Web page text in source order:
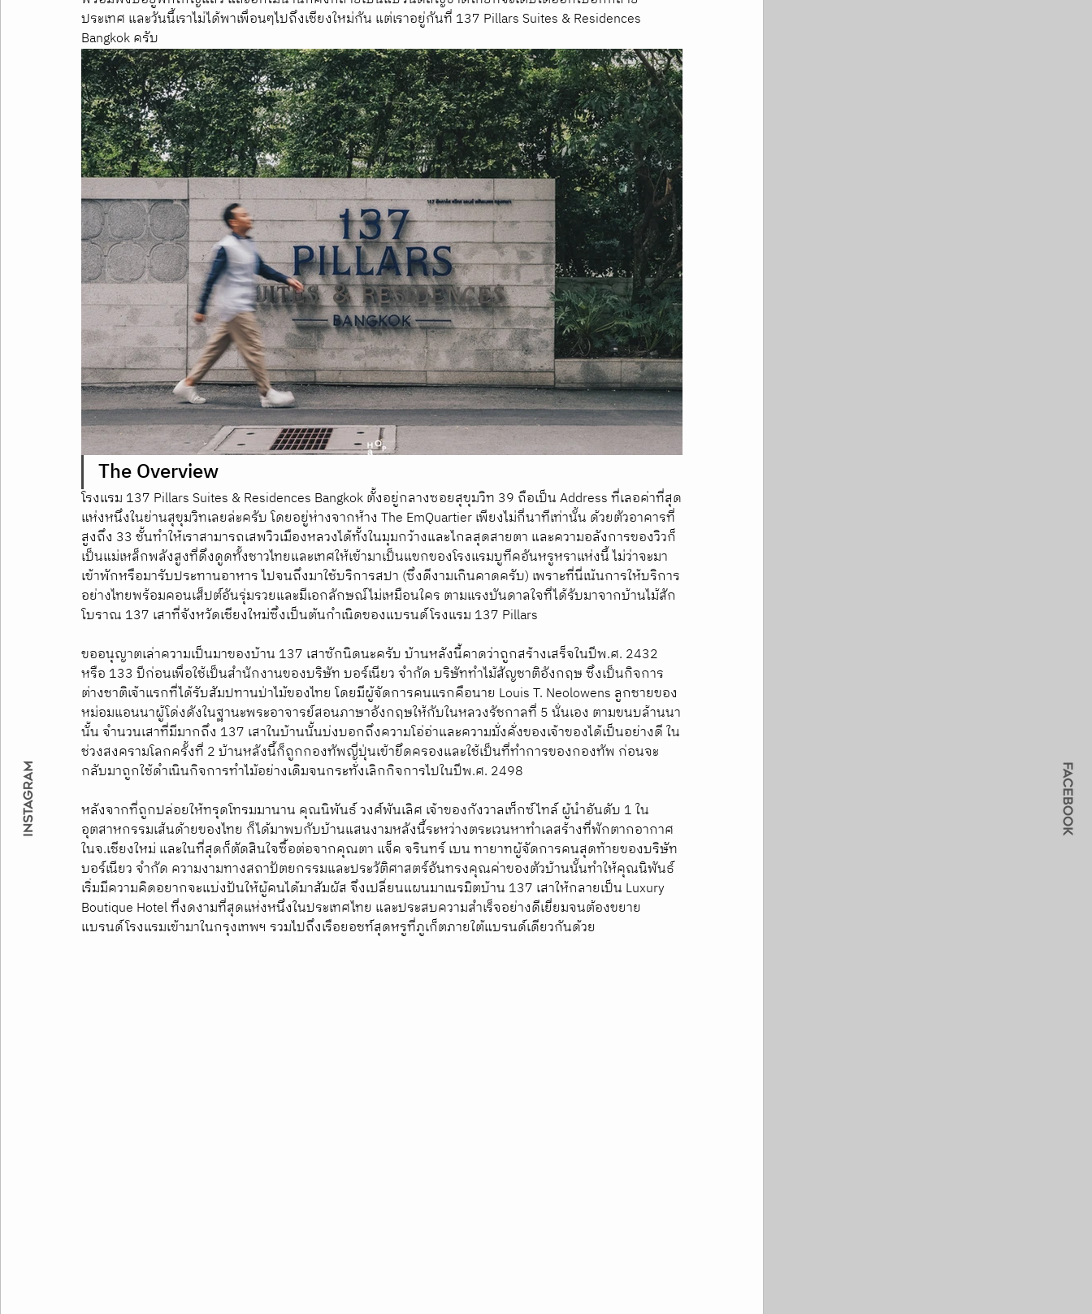
ประเทศ และวันนี้เราไม่ได้พาเพื่อนๆไปถึงเชียงใหม่กัน แต่เราอยู่กันที่ 137 Pillars Suites & Residences
Bangkok ครับ
The Overview
โรงแรม 137 Pillars Suites & Residences Bangkok ตั้งอยู่กลางซอยสุขุมวิท 39 ถือเป็น Address ที่เลอค่าที่สุด
แห่งหนึ่งในย่านสุขุมวิทเลยล่ะครับ โดยอยู่ห่างจากห้าง The EmQuartier เพียงไม่กี่นาทีเท่านั้น ด้วยตัวอาคารที่
สูงถึง 33 ชั้นทำให้เราสามารถเสพวิวเมืองหลวงได้ทั้งในมุมกว้างและไกลสุดสายตา และความอลังการของวิวก็
เป็นแม่เหล็กพลังสูงที่ดึงดูดทั้งชาวไทยและเทศให้เข้ามาเป็นแขกของโรงแรมบูทีคอันหรูหราแห่งนี้ ไม่ว่าจะมา
เข้าพักหรือมารับประทานอาหาร ไปจนถึงมาใช้บริการสปา (ซึ่งดีงามเกินคาดครับ) เพราะที่นี่เน้นการให้บริการ
อย่างไทยพร้อมคอนเส็ปต์อันรุ่มรวยและมีเอกลักษณ์ไม่เหมือนใคร ตามแรงบันดาลใจที่ได้รับมาจากบ้านไม้สัก
โบราณ 137 เสาที่จังหวัดเชียงใหม่ซึ่งเป็นต้นกำเนิดของแบรนด์โรงแรม 137 Pillars
ขออนุญาตเล่าความเป็นมาของบ้าน 137 เสาซักนิดนะครับ บ้านหลังนี้คาดว่าถูกสร้างเสร็จในปีพ.ศ. 2432
หรือ 133 ปีก่อนเพื่อใช้เป็นสำนักงานของบริษัท บอร์เนียว จำกัด บริษัททำไม้สัญชาติอังกฤษ ซึ่งเป็นกิจการ
ต่างชาติเจ้าแรกที่ได้รับสัมปทานป่าไม้ของไทย โดยมีผู้จัดการคนแรกคือนาย Louis T. Neolowens ลูกชายของ
หม่อมแอนนาผู้โด่งดังในฐานะพระอาจารย์สอนภาษาอังกฤษให้กับในหลวงรัชกาลที่ 5 นั่นเอง ตามขนบล้านนา
นั้น จำนวนเสาที่มีมากถึง 137 เสาในบ้านนั้นบ่งบอกถึงความโอ่อ่าและความมั่งคั่งของเจ้าของได้เป็นอย่างดี ใน
ช่วงสงครามโลกครั้งที่ 2 บ้านหลังนี้ก็ถูกกองทัพญี่ปุ่นเข้ายึดครองและใช้เป็นที่ทำการของกองทัพ ก่อนจะ
กลับมาถูกใช้ดำเนินกิจการทำไม้อย่างเดิมจนกระทั่งเลิกกิจการไปในปีพ.ศ. 2498
หลังจากที่ถูกปล่อยให้ทรุดโทรมมานาน คุณนิพันธ์ วงศ์พันเลิศ เจ้าของกังวาลเท็กซ์ไทล์ ผู้นำอันดับ 1 ใน
อุตสาหกรรมเส้นด้ายของไทย ก็ได้มาพบกับบ้านแสนงามหลังนี้ระหว่างตระเวนหาทำเลสร้างที่พักตากอากาศ
ในจ.เชียงใหม่ และในที่สุดก็ตัดสินใจซื้อต่อจากคุณตา แจ็ค จรินทร์ เบน ทายาทผู้จัดการคนสุดท้ายของบริษัท
บอร์เนียว จำกัด ความงามทางสถาปัตยกรรมและประวัติศาสตร์อันทรงคุณค่าของตัวบ้านนั้นทำให้คุณนิพันธ์
เริ่มมีความคิดอยากจะแบ่งปันให้ผู้คนได้มาสัมผัส จึงเปลี่ยนแผนมาเนรมิตบ้าน 137 เสาให้กลายเป็น Luxury
Boutique Hotel ที่งดงามที่สุดแห่งหนึ่งในประเทศไทย และประสบความสำเร็จอย่างดีเยี่ยมจนต้องขยาย
แบรนด์โรงแรมเข้ามาในกรุงเทพฯ รวมไปถึงเรือยอชท์สุดหรูที่ภูเก็ตภายใต้แบรนด์เดียวกันด้วย